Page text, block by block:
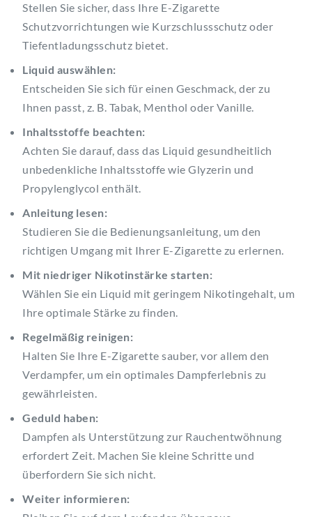
Stellen Sie sicher, dass Ihre E-Zigarette
Schutzvorrichtungen wie Kurzschlussschutz oder
Tiefentladungsschutz bietet.
Liquid auswählen:
Entscheiden Sie sich für einen Geschmack, der zu
Ihnen passt, z. B. Tabak, Menthol oder Vanille.
Inhaltsstoffe beachten:
Achten Sie darauf, dass das Liquid gesundheitlich
unbedenkliche Inhaltsstoffe wie Glyzerin und
Propylenglycol enthält.
Anleitung lesen:
Studieren Sie die Bedienungsanleitung, um den
richtigen Umgang mit Ihrer E-Zigarette zu erlernen.
Mit niedriger Nikotinstärke starten:
Wählen Sie ein Liquid mit geringem Nikotingehalt, um
Ihre optimale Stärke zu finden.
Regelmäßig reinigen:
Halten Sie Ihre E-Zigarette sauber, vor allem den
Verdampfer, um ein optimales Dampferlebnis zu
gewährleisten.
Geduld haben:
Dampfen als Unterstützung zur Rauchentwöhnung
erfordert Zeit. Machen Sie kleine Schritte und
überfordern Sie sich nicht.
Weiter informieren: